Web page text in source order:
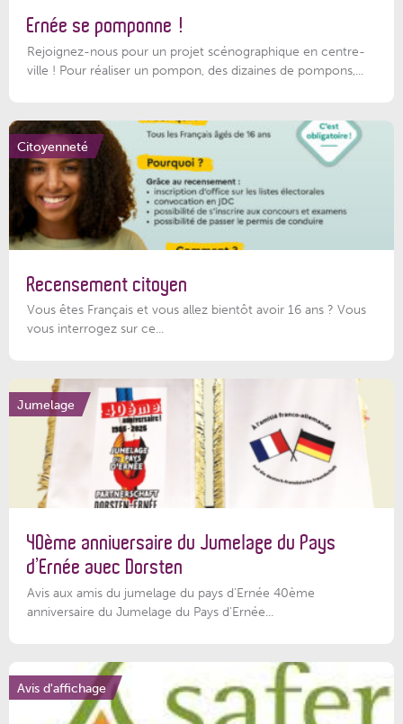
Ernée se pomponne !
Rejoignez-nous pour un projet scénographique en centre-
ville ! Pour réaliser un pompon, des dizaines de pompons,...
Citoyenneté
Recensement citoyen
Vous êtes Français et vous allez bientôt avoir 16 ans ? Vous
vous interrogez sur ce...
Jumelage
40ème anniversaire du Jumelage du Pays
d’Ernée avec Dorsten
Avis aux amis du jumelage du pays d'Ernée 40ème
anniversaire du Jumelage du Pays d'Ernée...
Avis d'affichage